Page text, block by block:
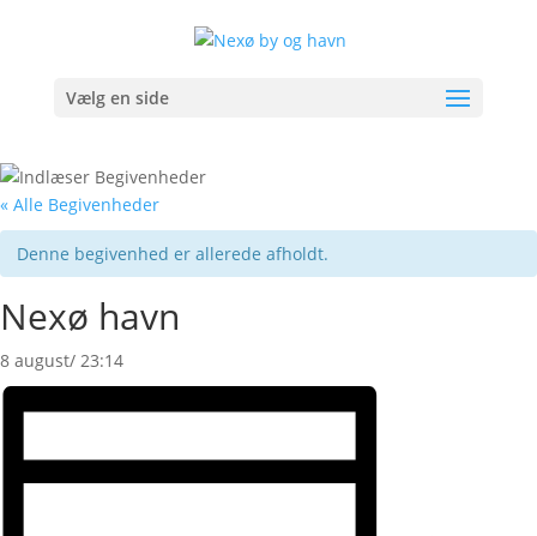
Vælg en side
« Alle Begivenheder
Denne begivenhed er allerede afholdt.
Nexø havn
8 august/ 23:14